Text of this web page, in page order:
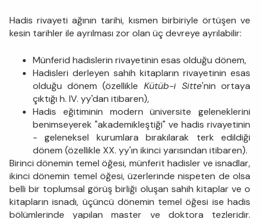
Hadis rivayeti ağının tarihi, kısmen birbiriyle örtüşen ve
kesin tarihler ile ayrılması zor olan üç devreye ayrılabilir:
Münferid hadislerin rivayetinin esas olduğu dönem,
Hadisleri derleyen sahih kitapların rivayetinin esas
olduğu dönem (özellikle Kütüb-i Sitte'nin ortaya
çıktığı h. IV. yy'dan itibaren),
Hadis eğitiminin modern üniversite geleneklerini
benimseyerek "akademikleştiği" ve hadis rivayetinin
- geleneksel kurumlara bırakılarak terk edildiği
dönem (özellikle XX. yy'ın ikinci yarısından itibaren).
Birinci dönemin temel öğesi, münferit hadisler ve isnadlar,
ikinci dönemin temel öğesi, üzerlerinde nispeten de olsa
belli bir toplumsal görüş birliği oluşan sahih kitaplar ve o
kitapların isnadı, üçüncü dönemin temel öğesi ise hadis
bölümlerinde yapılan master ve doktora tezleridir.